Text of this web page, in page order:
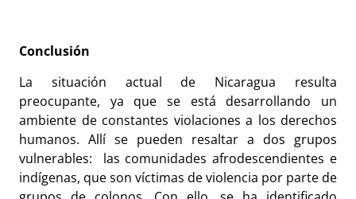
Conclusión
La situación actual de Nicaragua resulta
preocupante, ya que se está desarrollando un
ambiente de constantes violaciones a los derechos
humanos. Allí se pueden resaltar a dos grupos
vulnerables: las comunidades afrodescendientes e
indígenas, que son víctimas de violencia por parte de